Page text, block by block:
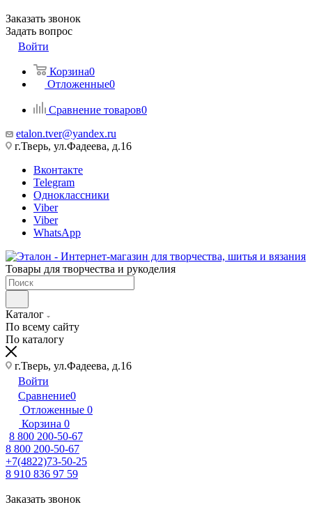
Заказать звонок
Задать вопрос
Войти
Корзина0
Отложенные0
Сравнение товаров0
etalon.tver@yandex.ru
г.Тверь, ул.Фадеева, д.16
Вконтакте
Telegram
Одноклассники
Viber
Viber
WhatsApp
Товары для творчества и рукоделия
Каталог
По всему сайту
По каталогу
г.Тверь, ул.Фадеева, д.16
Войти
Сравнение0
Отложенные 0
Корзина 0
8 800 200-50-67
8 800 200-50-67
+7(4822)73-50-25
8 910 836 97 59
Заказать звонок